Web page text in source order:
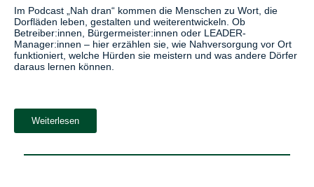
Im Podcast „Nah dran“ kommen die Menschen zu Wort, die
Dorfläden leben, gestalten und weiterentwickeln. Ob
Betreiber:innen, Bürgermeister:innen oder LEADER-
Manager:innen – hier erzählen sie, wie Nahversorgung vor Ort
funktioniert, welche Hürden sie meistern und was andere Dörfer
daraus lernen können.
Weiterlesen